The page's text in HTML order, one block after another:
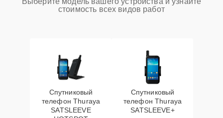
стоимость всех видов работ
Спутниковый
телефон Thuraya
SATSLEEVE
Спутниковый
телефон Thuraya
SATSLEEVE+